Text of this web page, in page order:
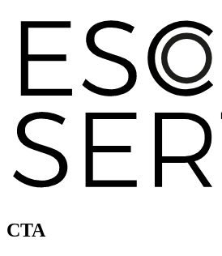
CTA